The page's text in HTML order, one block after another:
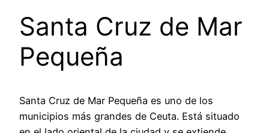
Santa Cruz de Mar
Pequeña
Santa Cruz de Mar Pequeña es uno de los
municipios más grandes de Ceuta. Está situado